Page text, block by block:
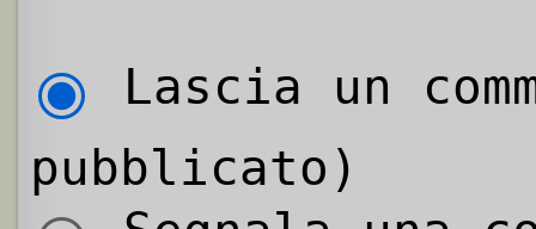
Lascia un
pubblicato)